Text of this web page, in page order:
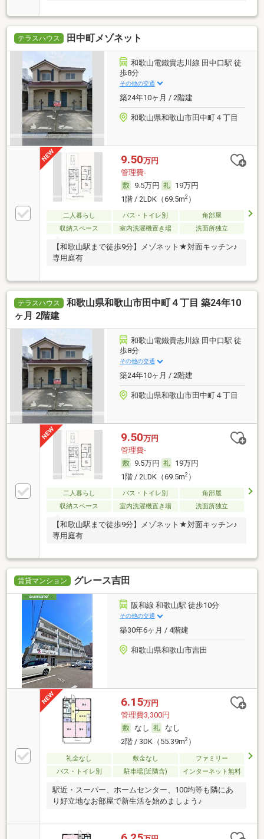
テラスハウス 田中町メゾネット
和歌山電鐵貴志川線 田中口駅 徒
歩8分
その他の交通
築24年10ヶ月 / 2階建
和歌山県和歌山市田中町４丁目
9.50万円
管理費-
9.5万円
19万円
1階 / 2LDK（69.5m2）
二人暮らし バス・トイレ別
角部屋
収納スペース
室内洗濯機置き場 洗面所独立
【和歌山駅まで徒歩9分】メゾネット★対面キッチン♪
専用庭有
テラスハウス
和歌山県和歌山市田中町４丁目 築24年10
ヶ月 2階建
和歌山電鐵貴志川線 田中口駅 徒
歩8分
その他の交通
築24年10ヶ月 / 2階建
和歌山県和歌山市田中町４丁目
9.50万円
管理費-
9.5万円
19万円
1階 / 2LDK（69.5m2）
二人暮らし バス・トイレ別
角部屋
収納スペース
室内洗濯機置き場 洗面所独立
【和歌山駅まで徒歩9分】メゾネット★対面キッチン♪
専用庭有
賃貸マンション グレース吉田
阪和線 和歌山駅 徒歩10分
その他の交通
築30年6ヶ月 / 4階建
和歌山県和歌山市吉田
6.15万円
管理費3,300円
なし
なし
2階 / 3DK（55.39m2）
礼金なし 敷金なし
ファミリー
バス・トイレ別
駐車場(近隣含) インターネット無料
駅近・スーパー、ホームセンター、100均等も隣にあ
り好立地なお部屋で新生活を始めましょう♪